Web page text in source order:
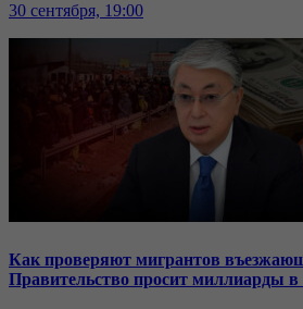
30 сентября, 19:00
Как проверяют мигрантов
Правительство просит миллиарды